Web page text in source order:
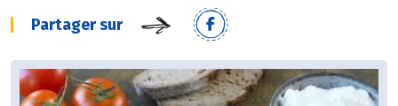
Partager sur